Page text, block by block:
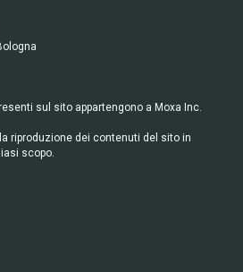
sul sito appartengono a Moxa Inc.
riproduzione dei contenuti del sito in
scopo.